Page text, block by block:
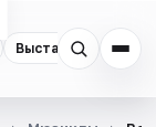
Выставки